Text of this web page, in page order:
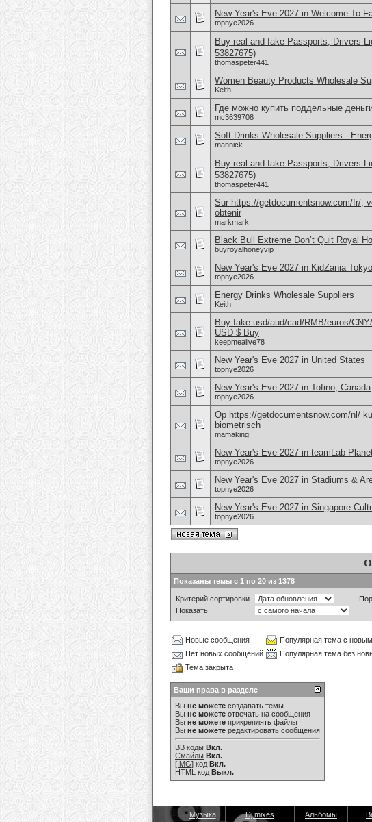
New Year's Eve 2027 in Welcome To
topnye2026
Buy real and fake Passports, Drivers
53827675)
thomaspeter441
Women Beauty Products Wholesale
Keith
Где можно купить поддельные
mc3639708
Soft Drinks Wholesale Suppliers -
mannick
Buy real and fake Passports, Drivers
53827675)
thomaspeter441
Sur https://getdocumentsnow.com/fr/,
obtenir
markmark
Black Bull Extreme Don’t Quit Royal
buyroyalhoneyvip
New Year's Eve 2027 in KidZania
topnye2026
Energy Drinks Wholesale Suppliers
Keith
Buy fake usd/aud/cad/RMB/euros/
USD $ Buy
keepmealive78
New Year's Eve 2027 in United States
topnye2026
New Year's Eve 2027 in Tofino, Canada
topnye2026
Op https://getdocumentsnow.com/nl/
biometrisch
mamaking
New Year's Eve 2027 in teamLab
topnye2026
New Year's Eve 2027 in Stadiums &
topnye2026
New Year's Eve 2027 in Singapore
topnye2026
Показаны темы с 1 по 20 из 1378
Критерий сортировки
Показать
Новые сообщения
Популярная тема с
Нет новых сообщений
Популярная тема без
Тема закрыта
Ваши права в разделе
Вы не можете создавать темы
Вы не можете отвечать на сообщения
Вы не можете прикреплять файлы
Вы не можете редактировать сообщения
BB коды Вкл.
Смайлы Вкл.
[IMG] код Вкл.
HTML код Выкл.
Музыка Dj mixes Альбомы